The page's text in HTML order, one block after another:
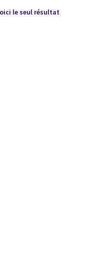
le seul résultat